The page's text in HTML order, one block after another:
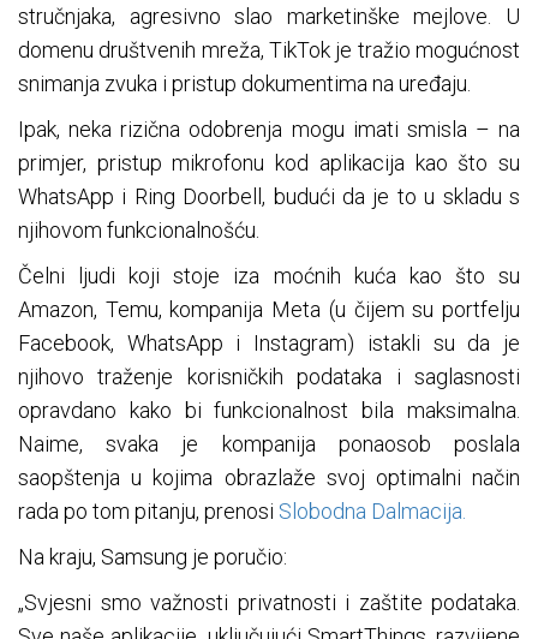
stručnjaka, agresivno slao marketinške mejlove. U
domenu društvenih mreža, TikTok je tražio mogućnost
snimanja zvuka i pristup dokumentima na uređaju.
Ipak, neka rizična odobrenja mogu imati smisla – na
primjer, pristup mikrofonu kod aplikacija kao što su
WhatsApp i Ring Doorbell, budući da je to u skladu s
njihovom funkcionalnošću.
Čelni ljudi koji stoje iza moćnih kuća kao što su
Amazon, Temu, kompanija Meta (u čijem su portfelju
Facebook, WhatsApp i Instagram) istakli su da je
njihovo traženje korisničkih podataka i saglasnosti
opravdano kako bi funkcionalnost bila maksimalna.
Naime, svaka je kompanija ponaosob poslala
saopštenja u kojima obrazlaže svoj optimalni način
rada po tom pitanju, prenosi Slobodna Dalmacija.
Na kraju, Samsung je poručio:
„Svjesni smo važnosti privatnosti i zaštite podataka.